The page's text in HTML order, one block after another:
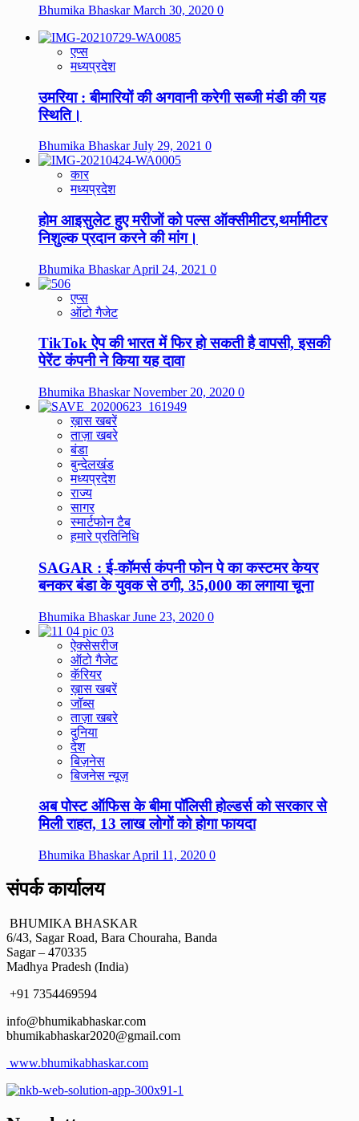
Bhumika BhaskarMarch 30, 2020 0
एप्स
मध्यप्रदेश
उमरिया : बीमारियों की अगवानी करेगी सब्जी मंडी की यह
स्थिति।
Bhumika BhaskarJuly 29, 2021 0
कार
मध्यप्रदेश
होम आइसुलेट हुए मरीजों को पल्स ऑक्सीमीटर,थर्मामीटर
निशुल्क प्रदान करने की मांग।
Bhumika BhaskarApril 24, 2021 0
एप्स
ऑटो गैजेट
TikTok ऐप की भारत में फिर हो सकती है वापसी, इसकी
पेरेंट कंपनी ने किया यह दावा
Bhumika BhaskarNovember 20, 2020 0
ख़ास खबरें
ताज़ा खबरे
बंडा
बुन्देलखंड
मध्यप्रदेश
राज्य
सागर
स्मार्टफोन टैब
हमारे प्रतिनिधि
SAGAR : ई-कॉमर्स कंपनी फोन पे का कस्टमर केयर
बनकर बंडा के युवक से ठगी, 35,000 का लगाया चूना
Bhumika BhaskarJune 23, 2020 0
ऐक्सेसरीज
ऑटो गैजेट
कॅरियर
ख़ास खबरें
जॉब्स
ताज़ा खबरे
दुनिया
देश
बिज़नेस
बिजनेस न्यूज़
अब पोस्ट ऑफिस के बीमा पॉलिसी होल्डर्स को सरकार से
मिली राहत, 13 लाख लोगों को होगा फायदा
Bhumika BhaskarApril 11, 2020 0
संपर्क कार्यालय
BHUMIKA BHASKAR
6/43, Sagar Road, Bara Chouraha, Banda
Sagar – 470335
Madhya Pradesh (India)
+91 7354469594
info@bhumikabhaskar.com
bhumikabhaskar2020@gmail.com
www.bhumikabhaskar.com